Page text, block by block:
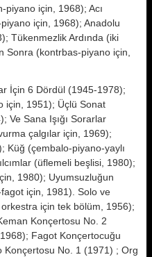
için, 1968); Acı
için, 1968); Anadolu
Tükenmezlik Ardında (iki
Sonra (kontrbas-piyano için,
İçin 6 Dördül (1945-1978);
için, 1951); Üçlü Sonat
Ve Sana Işığı Sorarlar
çalgılar için, 1969);
Küğ (çembalo-piyano-yaylı
(üflemeli beşlisi, 1980);
1980); Uyumsuzluğun
için, 1981). Solo ve
için tek bölüm, 1956);
Konçertosu No. 2
Fagot Konçertocuğu
Konçertosu No. 1 (1971) ; Org